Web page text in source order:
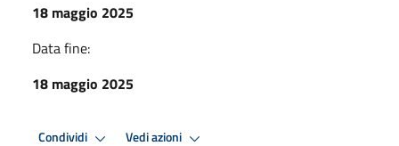
18 maggio 2025
Data fine:
18 maggio 2025
Condividi Vedi azioni